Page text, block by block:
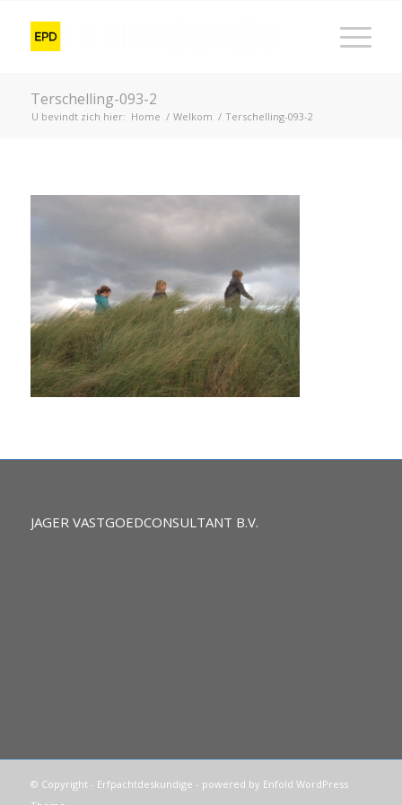
Terschelling-093-2
U bevindt zich hier: Home / Welkom / Terschelling-093-2
JAGER VASTGOEDCONSULTANT B.V.
© Copyright - Erfpachtdeskundige - powered by Enfold WordPress